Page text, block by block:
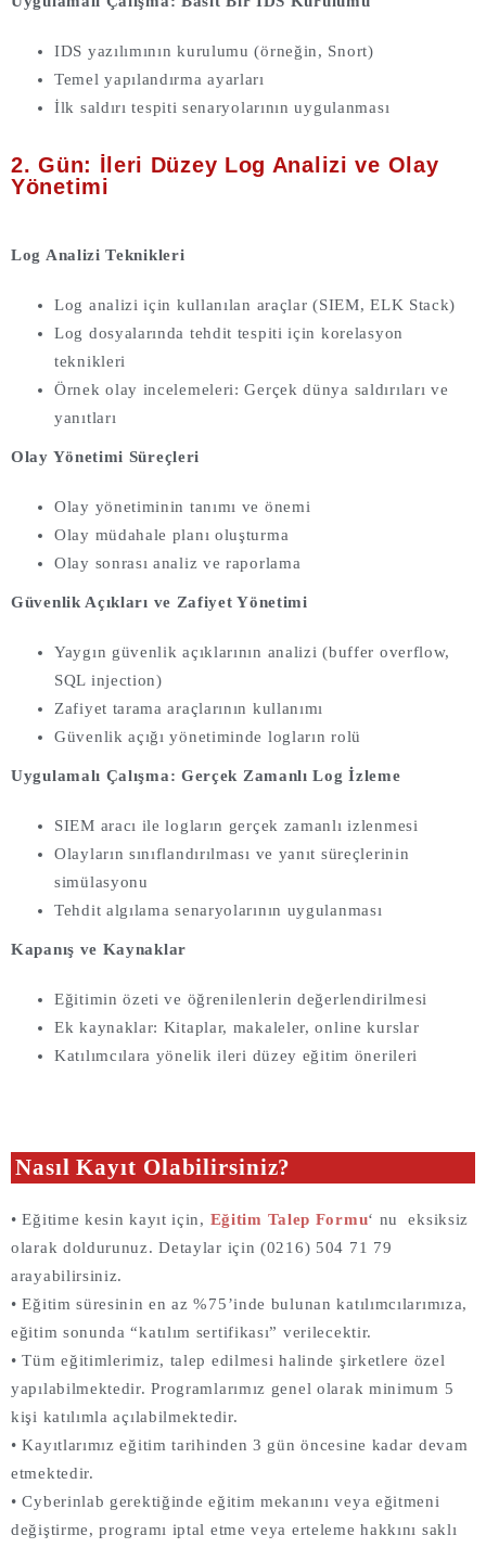
IDS yazılımının kurulumu (örneğin, Snort)
Temel yapılandırma ayarları
İlk saldırı tespiti senaryolarının uygulanması
2. Gün: İleri Düzey Log Analizi ve Olay
Yönetimi
Log Analizi Teknikleri
Log analizi için kullanılan araçlar (SIEM, ELK Stack)
Log dosyalarında tehdit tespiti için korelasyon
teknikleri
Örnek olay incelemeleri: Gerçek dünya saldırıları ve
yanıtları
Olay Yönetimi Süreçleri
Olay yönetiminin tanımı ve önemi
Olay müdahale planı oluşturma
Olay sonrası analiz ve raporlama
Güvenlik Açıkları ve Zafiyet Yönetimi
Yaygın güvenlik açıklarının analizi (buffer overflow,
SQL injection)
Zafiyet tarama araçlarının kullanımı
Güvenlik açığı yönetiminde logların rolü
Uygulamalı Çalışma: Gerçek Zamanlı Log İzleme
SIEM aracı ile logların gerçek zamanlı izlenmesi
Olayların sınıflandırılması ve yanıt süreçlerinin
simülasyonu
Tehdit algılama senaryolarının uygulanması
Kapanış ve Kaynaklar
Eğitimin özeti ve öğrenilenlerin değerlendirilmesi
Ek kaynaklar: Kitaplar, makaleler, online kurslar
Katılımcılara yönelik ileri düzey eğitim önerileri
Nasıl Kayıt Olabilirsiniz?
• Eğitime kesin kayıt için, Eğitim Talep Formu‘ nu eksiksiz
olarak doldurunuz. Detaylar için (0216) 504 71 79
arayabilirsiniz.
• Eğitim süresinin en az %75’inde bulunan katılımcılarımıza,
eğitim sonunda “katılım sertifikası” verilecektir.
• Tüm eğitimlerimiz, talep edilmesi halinde şirketlere özel
yapılabilmektedir. Programlarımız genel olarak minimum 5
kişi katılımla açılabilmektedir.
• Kayıtlarımız eğitim tarihinden 3 gün öncesine kadar devam
etmektedir.
• Cyberinlab gerektiğinde eğitim mekanını veya eğitmeni
değiştirme, programı iptal etme veya erteleme hakkını saklı